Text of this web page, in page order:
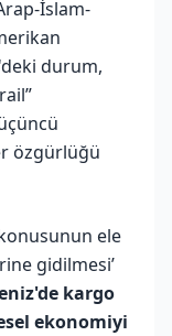
İslam-
durum,
özgürlüğü
ele
gidilmesi’
kargo
ekonomiyi